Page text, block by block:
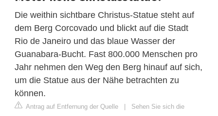
Die weithin sichtbare Christus-Statue steht auf
dem Berg Corcovado und blickt auf die Stadt
Rio de Janeiro und das blaue Wasser der
Guanabara-Bucht. Fast 800.000 Menschen pro
Jahr nehmen den Weg den Berg hinauf auf sich,
um die Statue aus der Nähe betrachten zu
können.
Antrag auf Entfernung der Quelle | Sehen Sie sich die